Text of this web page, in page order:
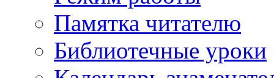
Памятка читателю
Библиотечные уроки